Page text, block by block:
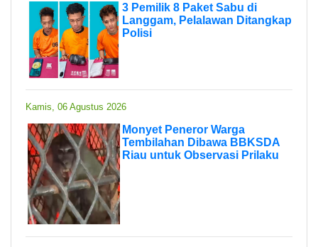
3 Pemilik 8 Paket Sabu di
Langgam, Pelalawan Ditangkap
Polisi
Kamis, 06 Agustus 2026
Monyet Peneror Warga
Tembilahan Dibawa BBKSDA
Riau untuk Observasi Prilaku